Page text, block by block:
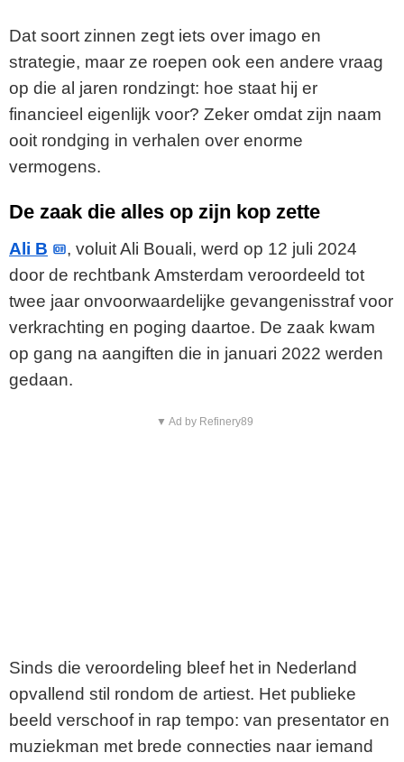
Dat soort zinnen zegt iets over imago en
strategie, maar ze roepen ook een andere vraag
op die al jaren rondzingt: hoe staat hij er
financieel eigenlijk voor? Zeker omdat zijn naam
ooit rondging in verhalen over enorme
vermogens.
De zaak die alles op zijn kop zette
Ali B
, voluit Ali Bouali, werd op 12 juli 2024
door de rechtbank Amsterdam veroordeeld tot
twee jaar onvoorwaardelijke gevangenisstraf voor
verkrachting en poging daartoe. De zaak kwam
op gang na aangiften die in januari 2022 werden
gedaan.
▼ Ad by Refinery89
Sinds die veroordeling bleef het in Nederland
opvallend stil rondom de artiest. Het publieke
beeld verschoof in rap tempo: van presentator en
muziekman met brede connecties naar iemand